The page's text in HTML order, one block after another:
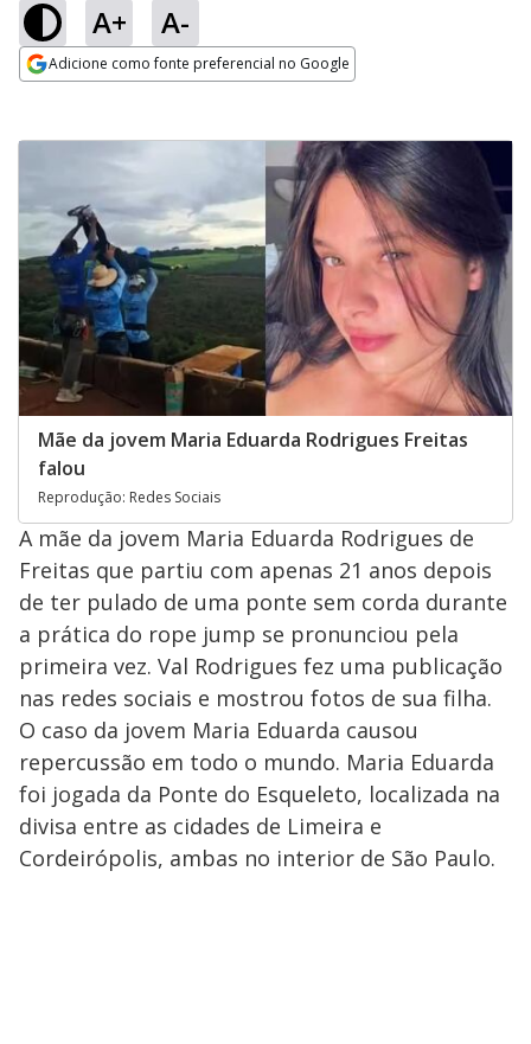
A+ A-
Adicione como fonte preferencial no Google
Mãe da jovem Maria Eduarda Rodrigues Freitas
falou
Reprodução: Redes Sociais
A mãe da jovem Maria Eduarda Rodrigues de
Freitas que partiu com apenas 21 anos depois
de ter pulado de uma ponte sem corda durante
a prática do rope jump se pronunciou pela
primeira vez. Val Rodrigues fez uma publicação
nas redes sociais e mostrou fotos de sua filha.
O caso da jovem Maria Eduarda causou
repercussão em todo o mundo. Maria Eduarda
foi jogada da Ponte do Esqueleto, localizada na
divisa entre as cidades de Limeira e
Cordeirópolis, ambas no interior de São Paulo.